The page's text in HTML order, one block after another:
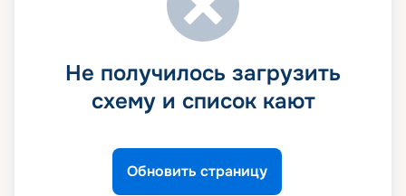
Не получилось загрузить
схему и список кают
Обновить страницу